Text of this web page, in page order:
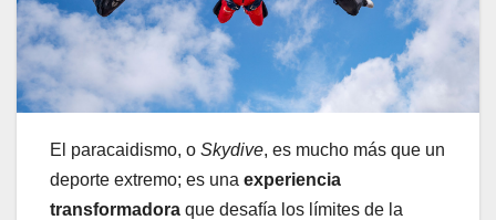
El paracaidismo, o Skydive, es mucho más que un
deporte extremo; es una experiencia
transformadora que desafía los límites de la